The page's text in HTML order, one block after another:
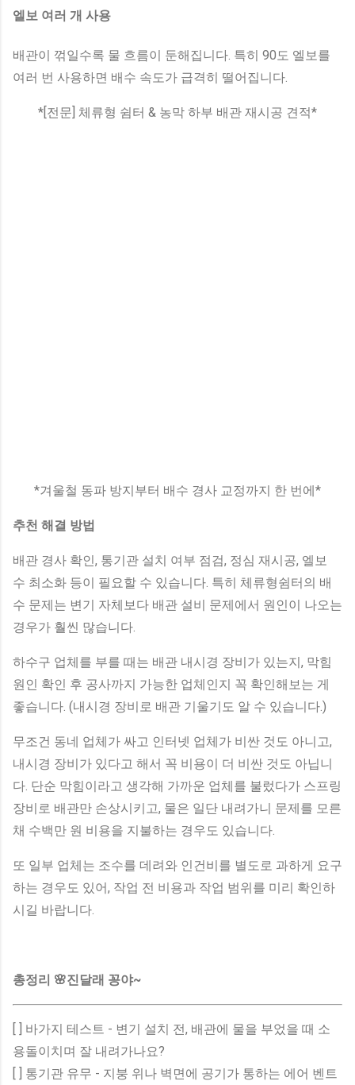
엘보 여러 개 사용
배관이 꺾일수록 물 흐름이 둔해집니다. 특히 90도 엘보를
여러 번 사용하면 배수 속도가 급격히 떨어집니다.
*[전문] 체류형 쉼터 & 농막 하부 배관 재시공 견적*
*겨울철 동파 방지부터 배수 경사 교정까지 한 번에*
추천 해결 방법
배관 경사 확인, 통기관 설치 여부 점검, 정심 재시공, 엘보
수 최소화 등이 필요할 수 있습니다. 특히 체류형쉼터의 배
수 문제는 변기 자체보다 배관 설비 문제에서 원인이 나오는
경우가 훨씬 많습니다.
하수구 업체를 부를 때는 배관 내시경 장비가 있는지, 막힘
원인 확인 후 공사까지 가능한 업체인지 꼭 확인해보는 게
좋습니다. (내시경 장비로 배관 기울기도 알 수 있습니다.)
무조건 동네 업체가 싸고 인터넷 업체가 비싼 것도 아니고,
내시경 장비가 있다고 해서 꼭 비용이 더 비싼 것도 아닙니
다. 단순 막힘이라고 생각해 가까운 업체를 불렀다가 스프링
장비로 배관만 손상시키고, 물은 일단 내려가니 문제를 모른
채 수백만 원 비용을 지불하는 경우도 있습니다.
또 일부 업체는 조수를 데려와 인건비를 별도로 과하게 요구
하는 경우도 있어, 작업 전 비용과 작업 범위를 미리 확인하
시길 바랍니다.
총정리 🌸진달래 꽁야~
[ ] 바가지 테스트 - 변기 설치 전, 배관에 물을 부었을 때 소
용돌이치며 잘 내려가나요?
[ ] 통기관 유무 - 지붕 위나 벽면에 공기가 통하는 에어 벤트